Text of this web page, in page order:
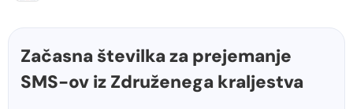
Začasna številka za prejemanje
SMS-ov iz Združenega kraljestva